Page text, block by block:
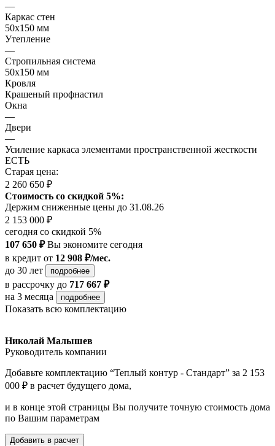
—
Каркас стен
50х150 мм
Утепление
—
Стропильная система
50х150 мм
Кровля
Крашеный профнастил
Окна
—
Двери
—
Усиление каркаса элементами пространственной жесткости
ЕСТЬ
Старая цена:
2 260 650 ₽
Стоимость со скидкой 5%:
Держим сниженные цены до 31.08.26
2 153 000 ₽
сегодня со скидкой 5%
107 650 ₽Вы экономите сегодня
в кредит от 12 908 ₽/мес.
до 30 лет
подробнее
в рассрочку до 717 667 ₽
на 3 месяца
подробнее
Показать всю комплектацию
Николай Малышев
Руководитель компании
Добавьте комплектацию “Теплый контур - Стандарт” за 2 153
000 ₽ в расчет будущего дома,
и в конце этой страницы Вы получите точную стоимость дома
по Вашим параметрам
Добавить в расчет